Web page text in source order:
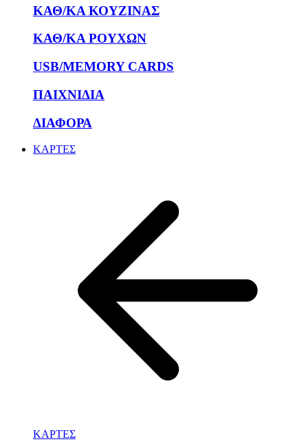
ΚΑΘ/ΚΑ ΚΟΥΖΙΝΑΣ
ΚΑΘ/ΚΑ ΡΟΥΧΩΝ
USB/MEMORY CARDS
ΠΑΙΧΝΙΔΙΑ
ΔΙΑΦΟΡΑ
ΚΑΡΤΕΣ
ΚΑΡΤΕΣ